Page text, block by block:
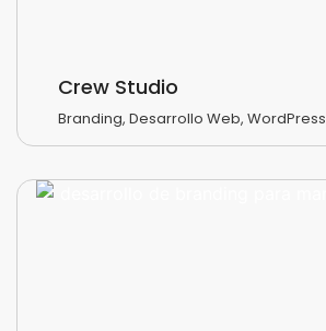
Crew Studio
Branding, Desarrollo Web, WordPress